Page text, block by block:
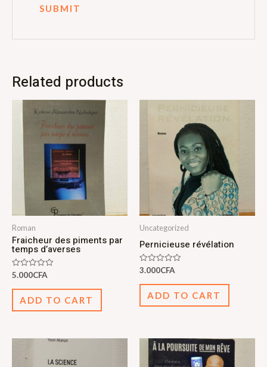
Related products
Roman
Fraicheur des piments par
temps d’averses
Rated
out
5.000CFA
ADD TO CART
Uncategorized
Pernicieuse révélation
Rated
out
3.000CFA
ADD TO CART